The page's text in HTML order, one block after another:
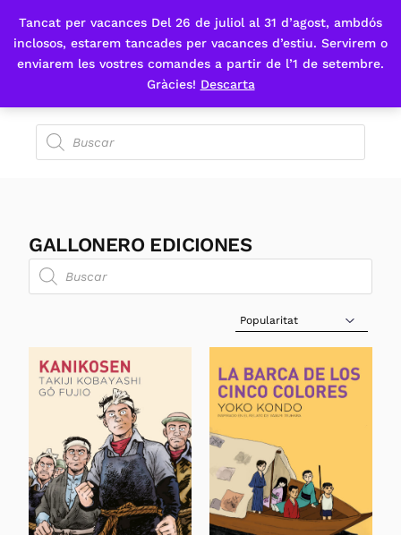
Tancat per vacances Del 26 de juliol al 31 d’agost, ambdós
inclosos, estarem tancades per vacances d’estiu. Servirem o
enviarem les vostres comandes a partir de l’1 de setembre.
Gràcies! Descarta
Fes-te'n sòcia
GALLONERO EDICIONES
Sort Products